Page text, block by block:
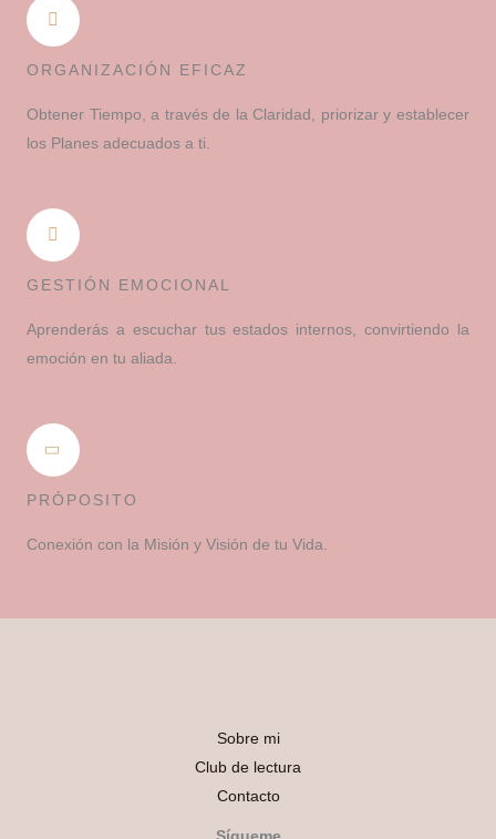
ORGANIZACIÓN EFICAZ
Obtener Tiempo, a través de la Claridad, priorizar y establecer
los Planes adecuados a ti.
GESTIÓN EMOCIONAL
Aprenderás a escuchar tus estados internos, convirtiendo la
emoción en tu aliada.
PRÓPOSITO
Conexión con la Misión y Visión de tu Vida.
Sobre mi
Club de lectura
Contacto